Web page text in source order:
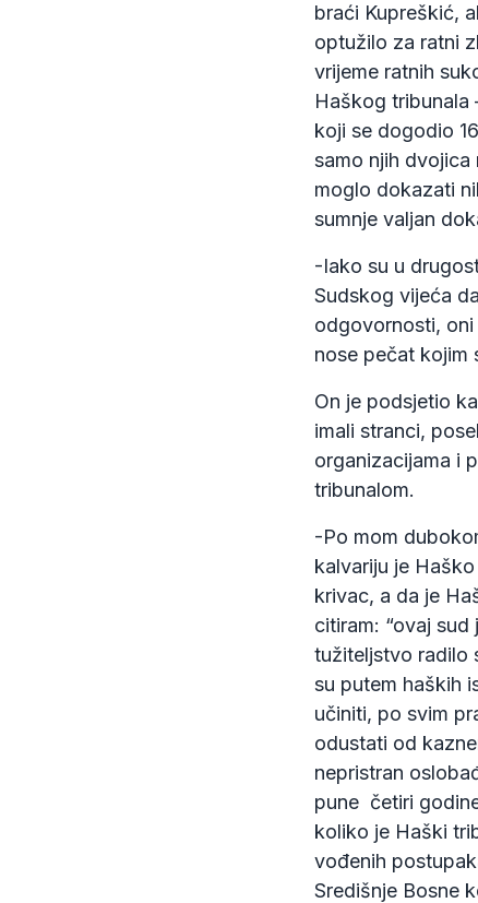
braći Kupreškić,
optužilo za ratni
vrijeme ratnih
Haškog tribunala
koji se dogodio
samo njih
moglo dokazati
sumnje valjan
-Iako su u
Sudskog vijeća
odgovornosti,
nose pečat kojim
On je podsjetio
imali stranci,
organizacijama i
tribunalom.
-Po mom
kalvariju je
krivac, a da je
citiram: “ovaj
tužiteljstvo radilo
su putem haških
učiniti, po svim
odustati od
nepristran
pune četiri
koliko je Haški
vođenih
Središnje Bosne